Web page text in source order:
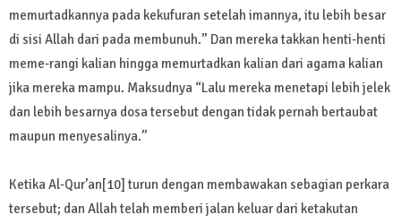
memurtadkannya pada kekufuran setelah imannya, itu lebih besar
di sisi Allah dari pada membunuh.” Dan mereka takkan henti-henti
meme-rangi kalian hingga memurtadkan kalian dari agama kalian
jika mereka mampu. Maksudnya “Lalu mereka menetapi lebih jelek
dan lebih besarnya dosa tersebut dengan tidak pernah bertaubat
maupun menyesalinya.”
Ketika Al-Qur’an[10] turun dengan membawakan sebagian perkara
tersebut; dan Allah telah memberi jalan keluar dari ketakutan